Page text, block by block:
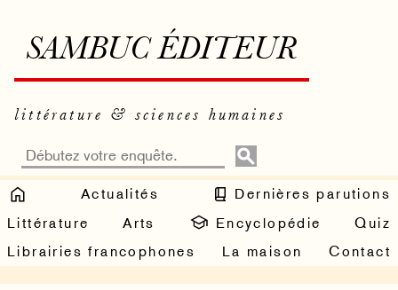
SAMBUC ÉDITEUR
littérature & sciences humaines
Actualités
Dernières parutions
Littérature
Arts Encyclopédie
Quiz
Librairies francophones
La maison Contact